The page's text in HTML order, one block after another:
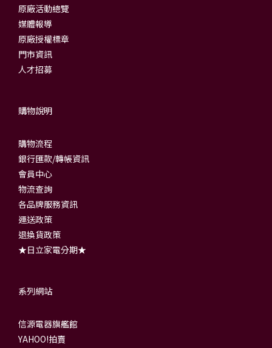
原廠活動總覽
媒體報導
原廠授權標章
門市資訊
人才招募
購物說明
購物流程
銀行匯款/轉帳資訊
會員中心
物流查詢
各品牌服務資訊
運送政策
退換貨政策
★日立家電分期★
系列網站
信源電器旗艦館
YAHOO!拍賣